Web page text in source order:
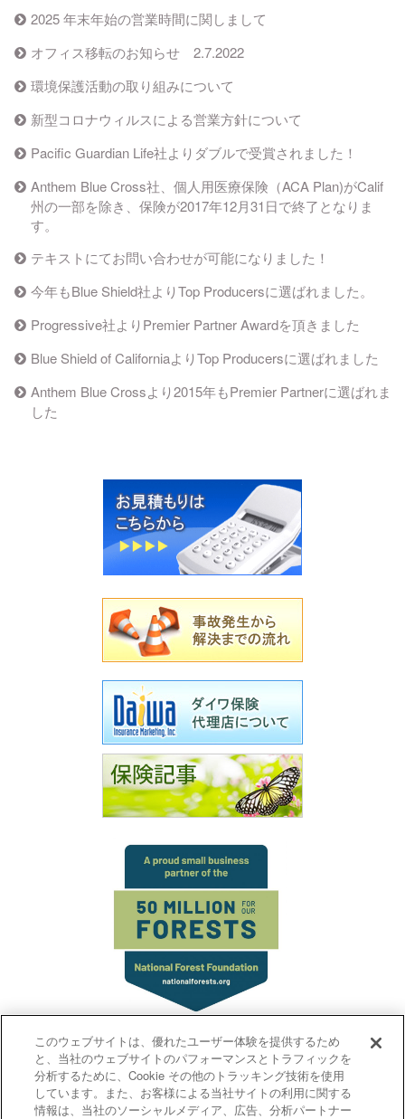
2025 年末年始の営業時間に関しまして
オフィス移転のお知らせ 2.7.2022
環境保護活動の取り組みについて
新型コロナウィルスによる営業方針について
Pacific Guardian Life社よりダブルで受賞されました！
Anthem Blue Cross社、個人用医療保険（ACA Plan)がCalif
州の一部を除き、保険が2017年12月31日で終了となりま
す。
テキストにてお問い合わせが可能になりました！
今年もBlue Shield社よりTop Producersに選ばれました。
Progressive社よりPremier Partner Awardを頂きました
Blue Shield of CaliforniaよりTop Producersに選ばれました
Anthem Blue Crossより2015年もPremier Partnerに選ばれま
した
National Forest Foundationとパートナ
ー契約し、美しい地球を守る為、環境
保全活動に取り組んでいます。
このウェブサイトは、優れたユーザー体験を提供するため
と、当社のウェブサイトのパフォーマンスとトラフィックを
分析するために、Cookie その他のトラッキング技術を使用
しています。また、お客様による当社サイトの利用に関する
情報は、当社のソーシャルメディア、広告、分析パートナー